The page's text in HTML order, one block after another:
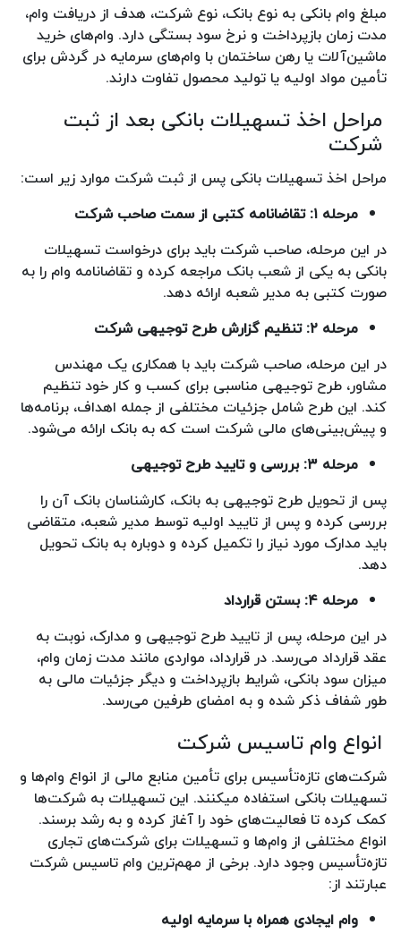
مبلغ وام بانکی به نوع بانک، نوع شرکت، هدف از دریافت وام،
مدت زمان بازپرداخت و نرخ سود بستگی دارد. وام‌های خرید
ماشین‌آلات یا رهن ساختمان با وام‌های سرمایه در گردش برای
تأمین مواد اولیه یا تولید محصول تفاوت دارند.
مراحل اخذ تسهیلات بانکی بعد از ثبت
شرکت
مراحل اخذ تسهیلات بانکی پس از ثبت شرکت موارد زیر است:
مرحله ۱: تقاضانامه کتبی از سمت صاحب شرکت
در این مرحله، صاحب شرکت باید برای درخواست تسهیلات
بانکی به یکی از شعب بانک مراجعه کرده و تقاضانامه وام را به
صورت کتبی به مدیر شعبه ارائه دهد.
مرحله ۲: تنظیم گزارش طرح توجیهی شرکت
در این مرحله، صاحب شرکت باید با همکاری یک مهندس
مشاور، طرح توجیهی مناسبی برای کسب و کار خود تنظیم
کند. این طرح شامل جزئیات مختلفی از جمله اهداف، برنامه‌ها
و پیش‌بینی‌های مالی شرکت است که به بانک ارائه می‌شود.
مرحله ۳: بررسی و تایید طرح توجیهی
پس از تحویل طرح توجیهی به بانک، کارشناسان بانک آن را
بررسی کرده و پس از تایید اولیه توسط مدیر شعبه، متقاضی
باید مدارک مورد نیاز را تکمیل کرده و دوباره به بانک تحویل
دهد.
مرحله ۴: بستن قرارداد
در این مرحله، پس از تایید طرح توجیهی و مدارک، نوبت به
عقد قرارداد می‌رسد. در قرارداد، مواردی مانند مدت زمان وام،
میزان سود بانکی، شرایط بازپرداخت و دیگر جزئیات مالی به
طور شفاف ذکر شده و به امضای طرفین می‌رسد.
انواع وام تاسیس شرکت
شرکت‌های تازه‌تأسیس برای تأمین منابع مالی از انواع وام‌ها و
تسهیلات بانکی استفاده میکنند. این تسهیلات به شرکت‌ها
کمک کرده تا فعالیت‌های خود را آغاز کرده و به رشد برسند.
انواع مختلفی از وام‌ها و تسهیلات برای شرکت‌های تجاری
تازه‌تأسیس وجود دارد. برخی از مهم‌ترین وام تاسیس شرکت
عبارتند از:
وام ایجادی همراه با سرمایه اولیه